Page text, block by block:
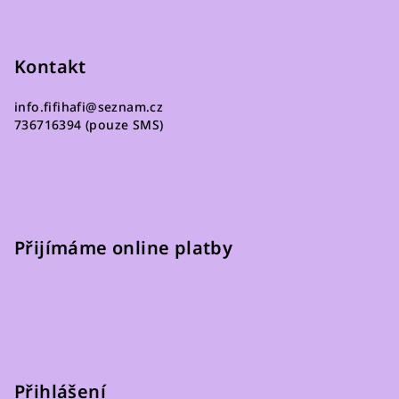
Kontakt
info.fifihafi@seznam.cz
736716394 (pouze SMS)
Přijímáme online platby
Přihlášení